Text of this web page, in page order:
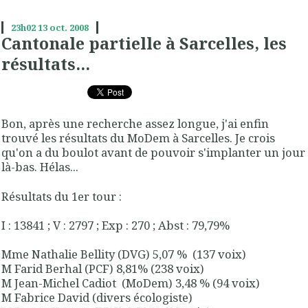
23h0213 oct. 2008
Cantonale partielle à Sarcelles, les
résultats...
Bon, après une recherche assez longue, j'ai enfin
trouvé les résultats du MoDem à Sarcelles. Je crois
qu'on a du boulot avant de pouvoir s'implanter un jour
là-bas. Hélas...
Résultats du 1er tour :
I : 13841 ; V : 2797 ; Exp : 270 ; Abst : 79,79%
Mme Nathalie Bellity (DVG) 5,07 % (137 voix)
M Farid Berhal (PCF) 8,81% (238 voix)
M Jean-Michel Cadiot (MoDem) 3,48 % (94 voix)
M Fabrice David (divers écologiste)